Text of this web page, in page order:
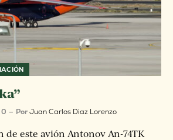
0 PorJuan Carlos Diaz Lorenzo
este avión Antonov An-74TK